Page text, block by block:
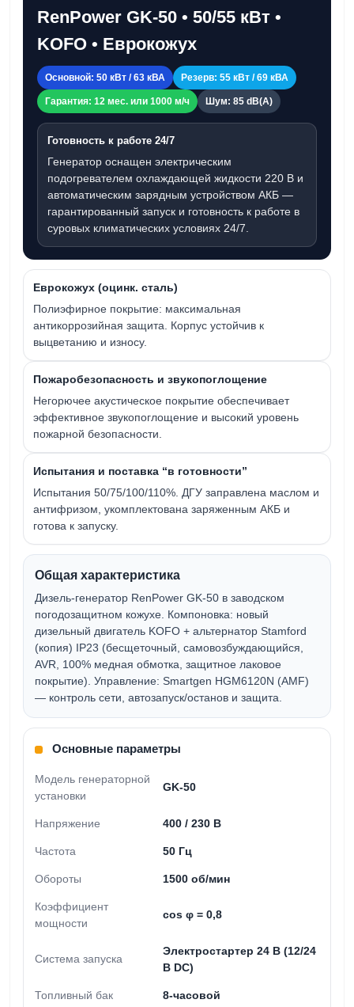
RenPower GK-50 • 50/55 кВт •
KOFO • Еврокожух
Основной: 50 кВт / 63 кВА Резерв: 55 кВт / 69 кВА
Гарантия: 12 мес. или 1000 м/ч Шум: 85 dB(A)
Готовность к работе 24/7
Генератор оснащен электрическим
подогревателем охлаждающей жидкости 220 В и
автоматическим зарядным устройством АКБ —
гарантированный запуск и готовность к работе в
суровых климатических условиях 24/7.
Еврокожух (оцинк. сталь)
Полиэфирное покрытие: максимальная
антикоррозийная защита. Корпус устойчив к
выцветанию и износу.
Пожаробезопасность и звукопоглощение
Негорючее акустическое покрытие обеспечивает
эффективное звукопоглощение и высокий уровень
пожарной безопасности.
Испытания и поставка “в готовности”
Испытания 50/75/100/110%. ДГУ заправлена маслом и
антифризом, укомплектована заряженным АКБ и
готова к запуску.
Общая характеристика
Дизель-генератор RenPower GK-50 в заводском
погодозащитном кожухе. Компоновка: новый
дизельный двигатель KOFO + альтернатор Stamford
(копия) IP23 (бесщеточный, самовозбуждающийся,
AVR, 100% медная обмотка, защитное лаковое
покрытие). Управление: Smartgen HGM6120N (AMF)
— контроль сети, автозапуск/останов и защита.
Основные параметры
Модель генераторной
установки
GK-50
Напряжение 400 / 230 В
Частота 50 Гц
Обороты 1500 об/мин
Коэффициент
мощности
cos φ = 0,8
Система запуска
Электростартер 24 В (12/24
В DC)
Топливный бак 8-часовой